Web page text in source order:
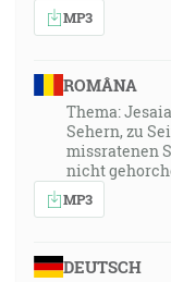
MP3
ROMÂNA
Thema:
Sehern, zu
missratenen
nicht
MP3
DEUTSCH